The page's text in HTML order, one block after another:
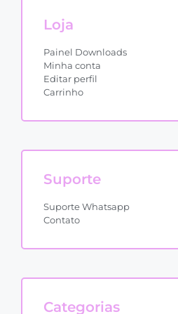
Loja
Painel Downloads
Minha conta
Editar perfil
Carrinho
Suporte
Suporte Whatsapp
Contato
Categorias